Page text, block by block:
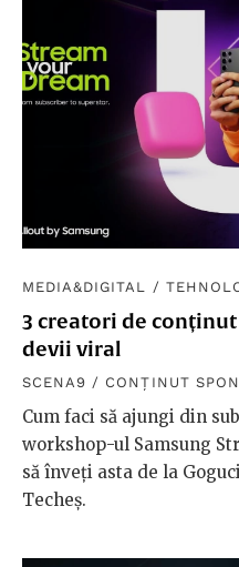
MEDIA&DIGITAL /
3 creatori de
devii viral
SCENA9 / CONȚINUT
Cum faci să ajungi din
workshop-ul Samsung
să înveți asta de la
Techeș.